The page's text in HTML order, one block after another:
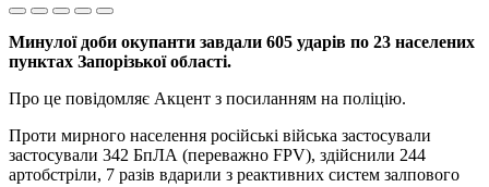
Минулої доби окупанти завдали 605 ударів по 23 населених
пунктах Запорізької області.
Про це повідомляє Акцент з посиланням на поліцію.
Проти мирного населення російські війська застосували
застосували 342 БпЛА (переважно FPV), здійснили 244
артобстріли, 7 разів вдарили з реактивних систем залпового